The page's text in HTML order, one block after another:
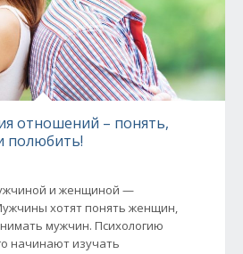
отношений – понять,
полюбить!
и женщиной —
хотят понять женщин,
мужчин. Психологию
начинают изучать